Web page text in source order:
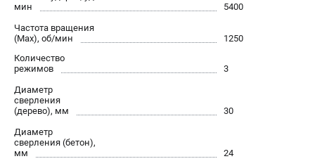
Политика обработки персональных данных
Новости
Программа бонусов
Как нас найти
СЕТЕВОЙ ЭЛЕКТРОИНСТРУМЕНТ
Угловые шлифмашины (УШМ)
Перфораторы
мин
5400
Частота вращения
(Max), об/мин
1250
Количество
режимов
3
Диаметр
сверления
(дерево), мм
30
Диаметр
сверления (бетон),
мм
24